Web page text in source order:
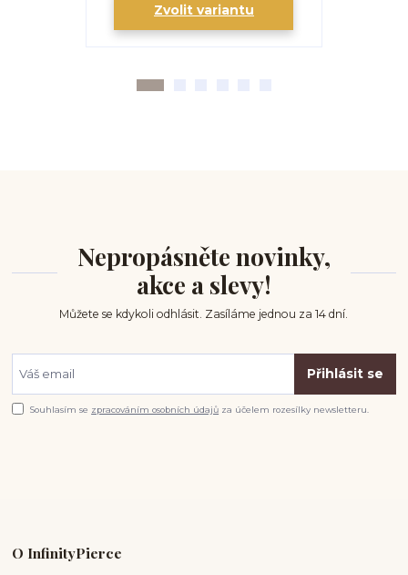
Zvolit variantu
Nepropásněte novinky,
akce a slevy!
Můžete se kdykoli odhlásit. Zasíláme jednou za 14 dní.
Přihlásit se
Souhlasím se zpracováním osobních údajů za účelem rozesílky newsletteru.
O InfinityPierce